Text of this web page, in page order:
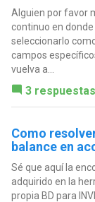
Alguien por favor
continuo en donde
seleccionarlo
campos
vuelva a...
3 respuestas
Como
balance en
Sé que aquí la
adquirido en la
propia BD para